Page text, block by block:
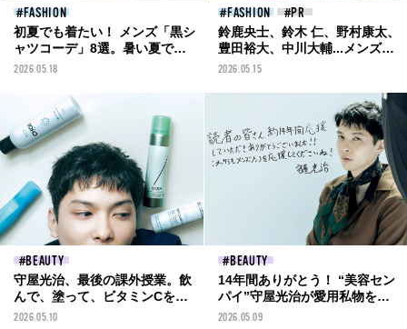
FASHION
初夏でも着たい！ メンズ「黒シ
ャツコーデ」8選。暑い夏でも
余裕がある合わせ方のコツは？
こなしまとめ。
2026.05.18
FASHION
鈴鹿央士、鈴木 仁、野村康太、
豊田裕大、中川大輔...メンズノ
ンノモデルが「ビームス」の新
［Rakuten GirlsAward 2026
SPRING/SUMMERレポート］
2026.05.15
BEAUTY
守屋光治、最後の課外授業。飲
んで、塗って、ビタミンCを体
に“かちこむ”...14年培ってきた
2026.05.10
BEAUTY
14年間ありがとう！ “美容セン
パイ”守屋光治が愛用私物を大
公開！ 大切なのは、基本のスキ
2026.05.09